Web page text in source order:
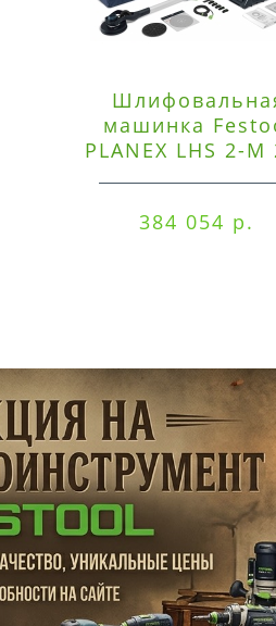
машинка
PLANEX LHS 2-M
384 054 р.